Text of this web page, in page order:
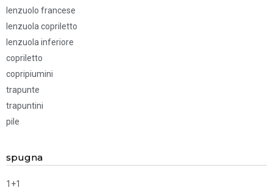
lenzuolo francese
lenzuola copriletto
lenzuola inferiore
copriletto
copripiumini
trapunte
trapuntini
pile
spugna
1+1